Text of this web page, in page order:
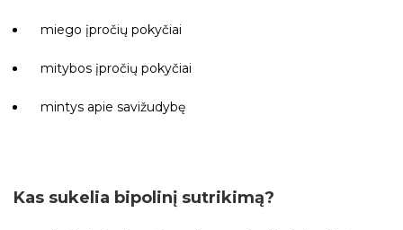
miego įpročių pokyčiai
mitybos įpročių pokyčiai
mintys apie savižudybę
Kas sukelia bipolinį sutrikimą?